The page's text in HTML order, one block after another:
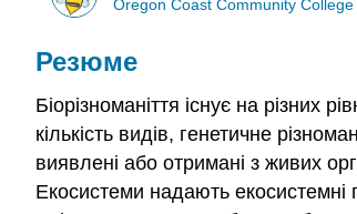
Oregon Coast Community College
Резюме
Біорізноманіття існує на різних
кількість видів, генетичне
виявлені або отримані з живих
Екосистеми надають екосистемні